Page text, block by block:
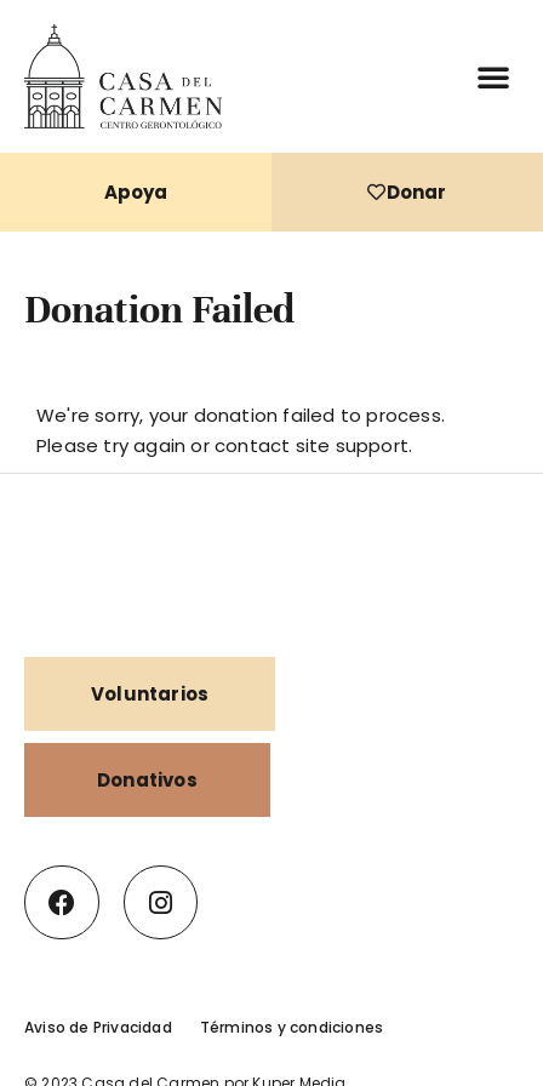
Apoya Donar
Donation Failed
We're sorry, your donation failed to process.
Please try again or contact site support.
Voluntarios
Donativos
Aviso de Privacidad Términos y condiciones